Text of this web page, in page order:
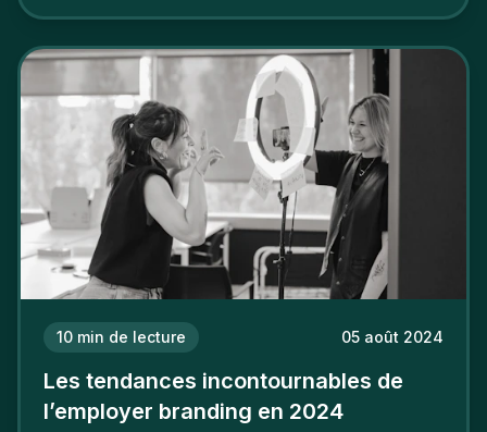
travail, pour qu’il soit réussi, ne peut se faire en
mettre en œuvre un certain nombre d’actions.
10 min de lecture 05 août 2024
Les tendances incontournables de
l’employer branding en 2024